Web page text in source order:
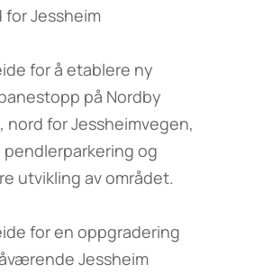
for Jessheim
for å etablere ny
på Nordby
nord for Jessheimvegen,
pendlerparkering og
utvikling av området.
for en oppgradering
Jessheim